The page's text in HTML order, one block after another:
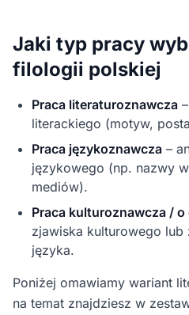
Jaki typ pracy
filologii polskiej
Praca literaturoznawcza
literackiego (motyw,
Praca językoznawcza –
językowego (np. nazwy
mediów).
Praca kulturoznawcza /
zjawiska kulturowego lub
języka.
Poniżej omawiamy wariant
na temat znajdziesz w